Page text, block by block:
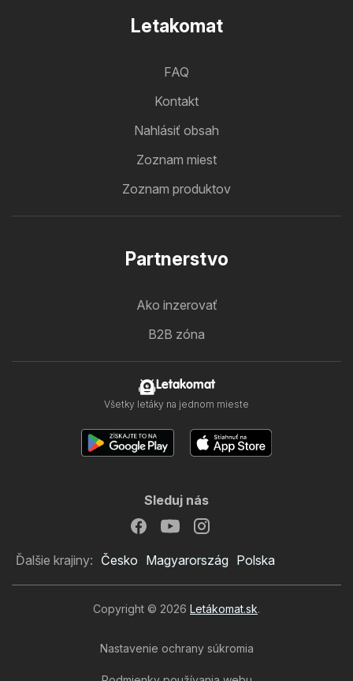
Letakomat
FAQ
Kontakt
Nahlásiť obsah
Zoznam miest
Zoznam produktov
Partnerstvo
Ako inzerovať
B2B zóna
Letakomat
Všetky letáky na jednom mieste
Sleduj nás
Ďalšie krajiny: Česko Magyarország Polska
Copyright © 2026 Letákomat.sk.
Nastavenie ochrany súkromia